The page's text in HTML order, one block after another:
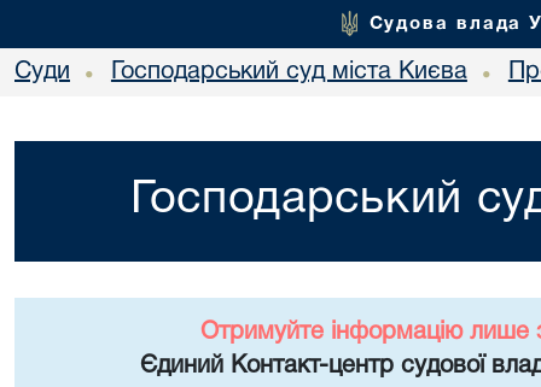
Судова влада
Суди • Господарський суд міста Києва •
Господарський
Отримуйте інформацію лише
Єдиний Контакт-центр судової